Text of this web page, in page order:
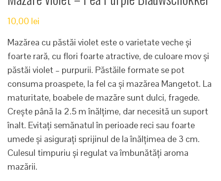
10,00 lei
Mazărea cu păstăi violet este o varietate veche și
foarte rară, cu flori foarte atractive, de culoare mov și
păstăi violet – purpurii. Păstăile formate se pot
consuma proaspete, la fel ca și mazărea Mangetot. La
maturitate, boabele de mazăre sunt dulci, fragede.
Crește până la 2.5 m înălțime, dar necesită un suport
înalt. Evitați semănatul în perioade reci sau foarte
umede și asigurați sprijinul de la înălțimea de 3 cm.
Culesul timpuriu și regulat va îmbunătăți aroma
mazării.